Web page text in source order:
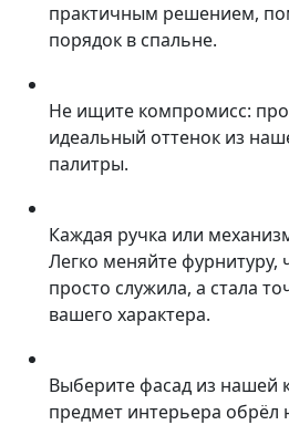
практичным решением,
порядок в спальне.
Не ищите компромисс:
идеальный оттенок из
палитры.
Каждая ручка или
Легко меняйте
просто служила, а стала
вашего характера.
Выберите фасад из нашей
предмет интерьера обрёл